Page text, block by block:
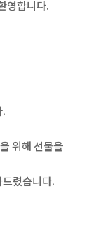
영합니다.
.
위해 선물을
렸습니다.